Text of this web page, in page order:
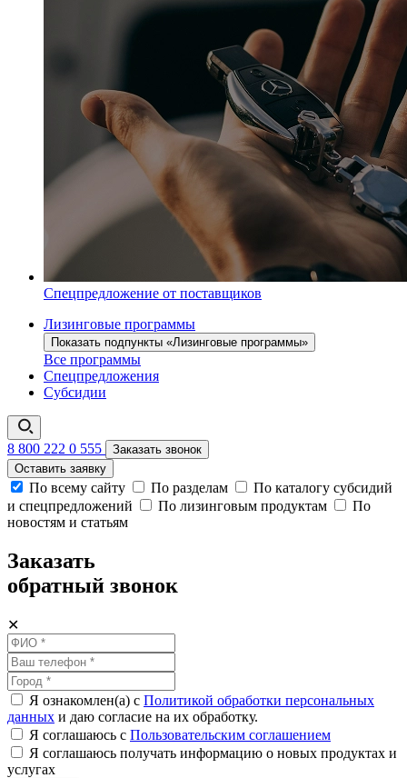
Спецпредложение от поставщиков
Лизинговые программы
Показать подпункты «Лизинговые программы»
Все программы
Спецпредложения
Субсидии
8 800 222 0 555
Заказать звонок
Оставить заявку
По всему сайту По разделам
По каталогу субсидий
и спецпредложений
По лизинговым продуктам
По
новостям и статьям
Заказать
обратный звонок
✕
Я ознакомлен(а) с Политикой обработки персональных
данных и даю согласие на их обработку.
Я соглашаюсь c Пользовательским соглашением
Я соглашаюсь получать информацию о новых продуктах и
услугах